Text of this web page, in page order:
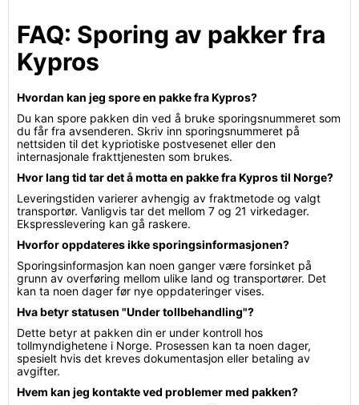
FAQ: Sporing av pakker fra
Kypros
Hvordan kan jeg spore en pakke fra Kypros?
Du kan spore pakken din ved å bruke sporingsnummeret som
du får fra avsenderen. Skriv inn sporingsnummeret på
nettsiden til det kypriotiske postvesenet eller den
internasjonale frakttjenesten som brukes.
Hvor lang tid tar det å motta en pakke fra Kypros til Norge?
Leveringstiden varierer avhengig av fraktmetode og valgt
transportør. Vanligvis tar det mellom 7 og 21 virkedager.
Ekspresslevering kan gå raskere.
Hvorfor oppdateres ikke sporingsinformasjonen?
Sporingsinformasjon kan noen ganger være forsinket på
grunn av overføring mellom ulike land og transportører. Det
kan ta noen dager før nye oppdateringer vises.
Hva betyr statusen "Under tollbehandling"?
Dette betyr at pakken din er under kontroll hos
tollmyndighetene i Norge. Prosessen kan ta noen dager,
spesielt hvis det kreves dokumentasjon eller betaling av
avgifter.
Hvem kan jeg kontakte ved problemer med pakken?